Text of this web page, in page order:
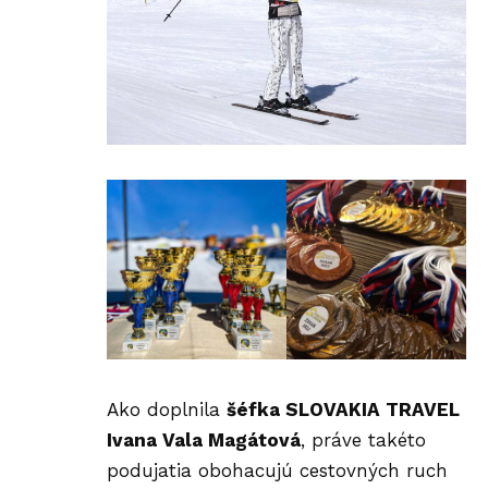
Ako doplnila šéfka SLOVAKIA TRAVEL
Ivana Vala Magátová, práve takéto
podujatia obohacujú cestovných ruch